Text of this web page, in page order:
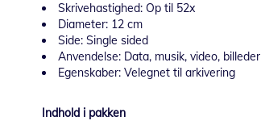
Skrivehastighed: Op til 52x
Diameter: 12 cm
Side: Single sided
Anvendelse: Data, musik, video, billeder
Egenskaber: Velegnet til arkivering
Indhold i pakken